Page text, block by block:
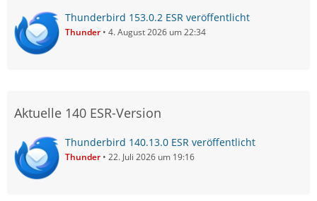
Thunderbird 153.0.2 ESR veröffentlicht
Thunder 4. August 2026 um 22:34
Aktuelle 140 ESR-Version
Thunderbird 140.13.0 ESR veröffentlicht
Thunder 22. Juli 2026 um 19:16